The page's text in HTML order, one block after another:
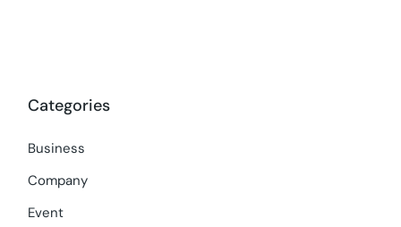
Categories
Business
Company
Event